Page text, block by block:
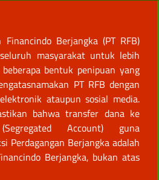
Financindo Berjangka (PT RFB)
masyarakat untuk lebih
bentuk penipuan yang
PT RFB dengan
ataupun sosial media.
bahwa transfer dana ke
Account) guna
Perdagangan Berjangka adalah
Berjangka, bukan atas